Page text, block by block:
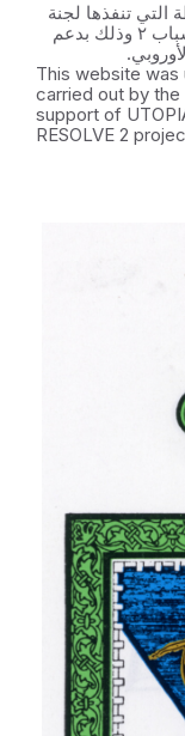
تنفذها لجنة
شباب طرابلس ضمن مشروع عزم الشباب ٢ وذلك بدعم
This website
carried out by
support of
RESOLVE 2